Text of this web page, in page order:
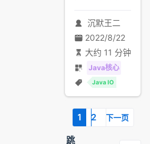
沉默王二
2022/8/22
大约 11 分钟
Java核心
Java IO
1 2 下一页
跳